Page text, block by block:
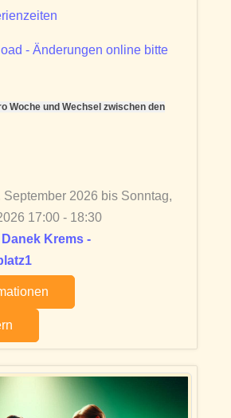
- Änderungen online bitte
Woche und Wechsel zwischen den
September 2026 bis Sonntag,
17:00 - 18:30
Krems -